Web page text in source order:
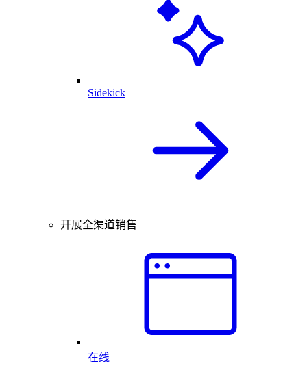
Sidekick
开展全渠道销售
在线